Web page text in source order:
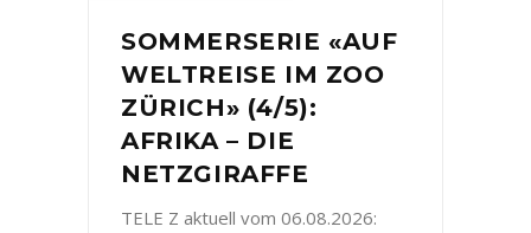
SOMMERSERIE «AUF
WELTREISE IM ZOO
ZÜRICH» (4/5):
AFRIKA – DIE
NETZGIRAFFE
TELE Z aktuell vom 06.08.2026: